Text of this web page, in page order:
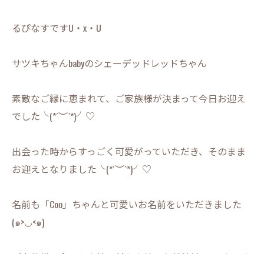
るぴなすですU・x・U
サツキちゃんbabyのシェーデッドレッドちゃん
素敵なご縁に恵まれて、ご家族様が決まって今日お迎え
でした╰(*´︶`*)╯♡
出会った時からすっごく可愛がっていただき、そのまま
お迎えとなりました╰(*´︶`*)╯♡
名前も「Coo」ちゃんと可愛いお名前をいただきました
(๑>◡<๑)